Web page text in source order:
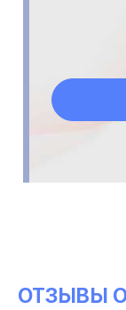
ОТЗЫВЫ